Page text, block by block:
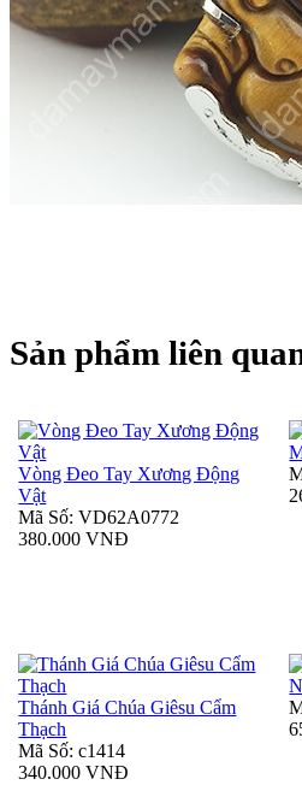
Sản phẩm liên
Vòng Đeo Tay Xương Động
Vật
Mã Số: VD62A0772
380.000 VNĐ
Thánh Giá Chúa Giêsu Cẩm
Thạch
Mã Số: c1414
340.000 VNĐ